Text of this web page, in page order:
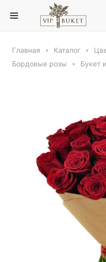
Главная Каталог
Бордовые розы
Букет